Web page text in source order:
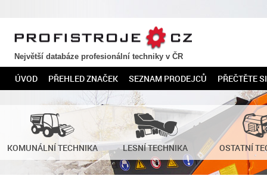
PROFISTROJE.CZ
Největší databáze profesionální techniky v ČR
ÚVOD PŘEHLED ZNAČEK SEZNAM PRODEJCŮ PŘEČTĚTE SI
KOMUNÁLNÍ TECHNIKA LESNÍ TECHNIKA OSTATNÍ